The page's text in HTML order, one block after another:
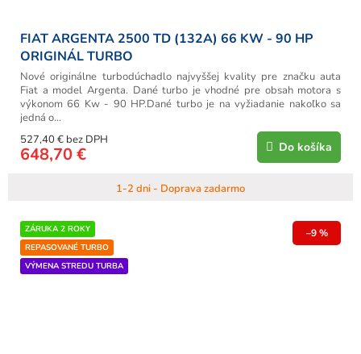
FIAT ARGENTA 2500 TD (132A) 66 KW - 90 HP
ORIGINÁL TURBO
1-2 dni - Doprava zadarmo
527,40 € bez DPH
648,70 € Do košíka
Nové originálne turbodúchadlo najvyššej kvality pre značku auta
Fiat a model Argenta. Dané turbo je vhodné pre obsah motora s
výkonom 66 Kw - 90 HP.Dané turbo je na vyžiadanie nakoľko sa
jedná o...
ZÁRUKA 2 ROKY
REPASOVANÉ TURBO
VÝMENA STREDU TURBA
–9 %